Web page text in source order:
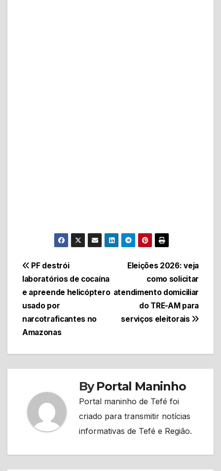
Navegação
de
Post
Eleições 2026: veja
como solicitar
atendimento domiciliar
do TRE-AM para
serviços eleitorais
PF destrói
laboratórios de cocaína
e apreende helicóptero
usado por
narcotraficantes no
Amazonas
ByPortal Maninho
Portal maninho de Tefé foi
criado para transmitir notícias
informativas de Tefé e Região.